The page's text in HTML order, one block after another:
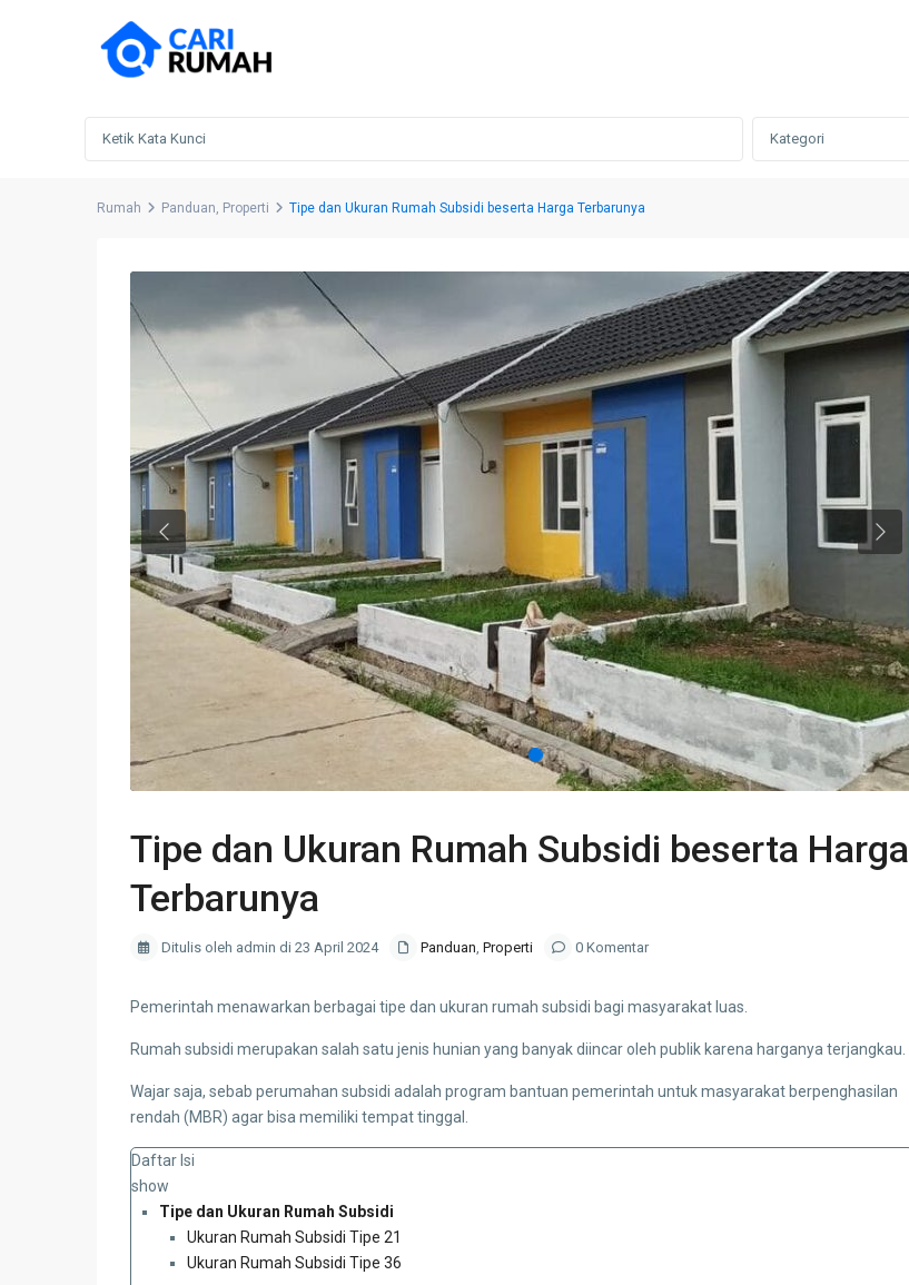
Kategori
Rumah Panduan, Properti Tipe dan Ukuran Rumah Subsidi beserta Harga Terbarunya
Previous Next
Tipe dan Ukuran Rumah Subsidi beserta Harga
Terbarunya
Ditulis oleh admin di 23 April 2024 Panduan, Properti 0 Komentar
Pemerintah menawarkan berbagai tipe dan ukuran rumah subsidi bagi masyarakat luas.
Rumah subsidi merupakan salah satu jenis hunian yang banyak diincar oleh publik karena harganya terjangkau.
Wajar saja, sebab perumahan subsidi adalah program bantuan pemerintah untuk masyarakat berpenghasilan
rendah (MBR) agar bisa memiliki tempat tinggal.
Daftar Isi
show
Tipe dan Ukuran Rumah Subsidi
Ukuran Rumah Subsidi Tipe 21
Ukuran Rumah Subsidi Tipe 36